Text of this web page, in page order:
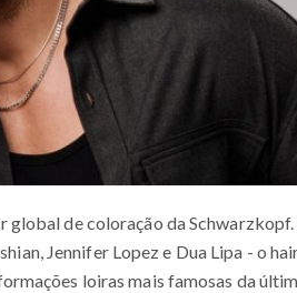
de coloração da
Jennifer Lopez e Dua Lipa - o
loiras mais famosas da